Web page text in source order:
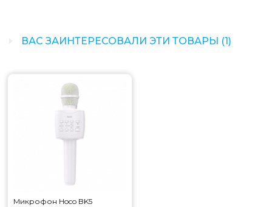
ВАС ЗАИНТЕРЕСОВАЛИ ЭТИ ТОВАРЫ (1)
Микрофон Hoco BK5